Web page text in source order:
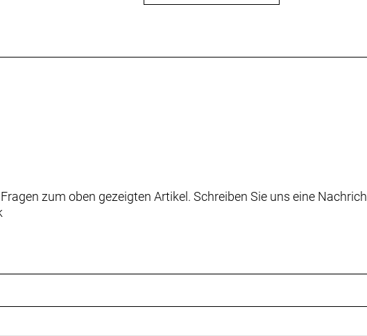
zum oben gezeigten Artikel. Schreiben Sie uns eine